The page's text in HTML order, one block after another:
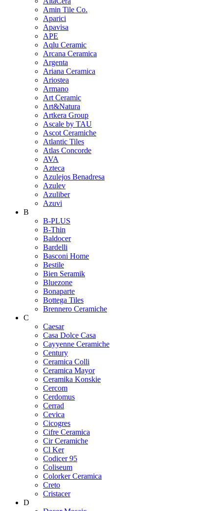
Amin Tile Co.
Aparici
Apavisa
APE
Aqlu Ceramic
Arcana Ceramica
Argenta
Ariana Ceramica
Ariostea
Armano
Art Ceramic
Art&Natura
Artkera Group
Ascale by TAU
Ascot Ceramiche
Atlantic Tiles
Atlas Concorde
AVA
Azteca
Azulejos Benadresa
Azulev
Azuliber
Azuvi
B
B-PLUS
B-Thin
Baldocer
Bardelli
Basconi Home
Bestile
Bien Seramik
Bluezone
Bonaparte
Bottega Tiles
Brennero Ceramiche
C
Caesar
Casa Dolce Casa
Cayyenne Ceramiche
Century
Ceramica Colli
Ceramica Mayor
Ceramika Konskie
Cercom
Cerdomus
Cerrad
Cevica
Cicogres
Cifre Ceramica
Cir Ceramiche
Cl Ker
Codicer 95
Coliseum
Colorker Ceramica
Creto
Cristacer
D